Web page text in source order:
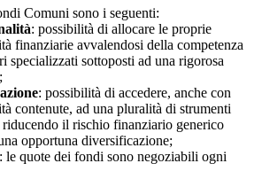
Comuni sono i seguenti:
: possibilità di allocare le proprie
finanziarie avvalendosi della competenza
specializzati sottoposti ad una rigorosa
: possibilità di accedere, anche con
contenute, ad una pluralità di strumenti
il rischio finanziario generico
opportuna diversificazione;
: le quote dei fondi sono negoziabili ogni